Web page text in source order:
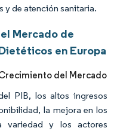
y de atención sanitaria.
Mercado de
en Europa
del Mercado
PIB, los altos ingresos
la mejora en los
variedad y los actores